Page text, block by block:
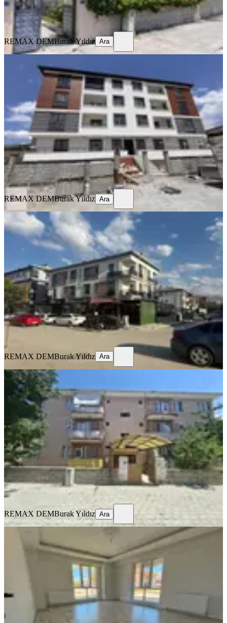
REMAX DEMBurak Yıldız
Ara
REMAX DEMBurak Yıldız Ara
Remax Dem'den Cumhuriyet Mah.
2+1 Kiralık Daire
Merkez, Başbağlar Mahallesi
2+1·90 m²· 1. Kat 19.07.2026
20.000 ₺
REMAX DEMBurak Yıldız
Ara
REMAX DEMBurak Yıldız Ara
MANZARALI
%9
Remax Dem'den Merkezi Konumda
Eşyalı Kiralık 1+1 Daire
Merkez, İnönü Mahallesi
1+1
65 m²·1. Kat·17.07.2026
20.000 ₺ 22.000 ₺
REMAX DEMBurak Yıldız
REMAX DEMBurak Yıldız Ara
MANZARALI
Geniş 3+1 Kiralık Daire
Merkez, Ergenekon Mahallesi
3+1·135 m² 3. Kat 17.07.2026
15.500 ₺
REMAX DEM Burak Yıldız
Ara
REMAX DEMBurak Yıldız Ara
🏡 Kiralık 2+1 Daire
Merkez, Kazım Karabekir Mahallesi
2+1·90 m² Düz Giriş (Zemin)
22.000 ₺